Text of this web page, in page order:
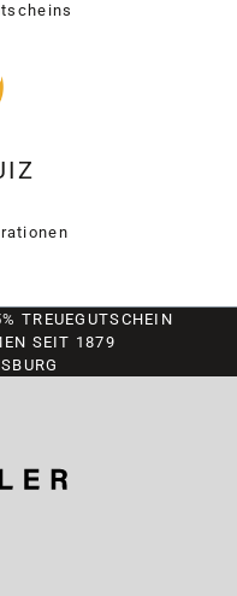
TREUEGUTSCHEIN
SEIT 1879